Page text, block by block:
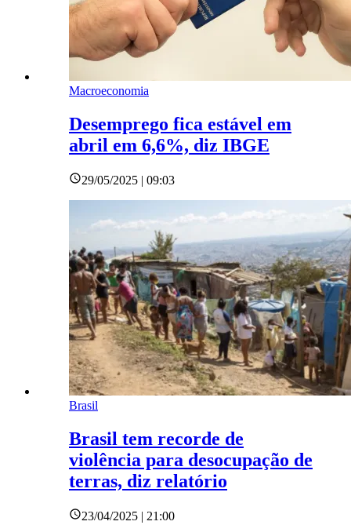
Macroeconomia
Desemprego fica estável em
abril em 6,6%, diz IBGE
29/05/2025 | 09:03
Brasil
Brasil tem recorde de
violência para desocupação de
terras, diz relatório
23/04/2025 | 21:00